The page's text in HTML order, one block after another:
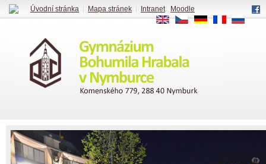
Úvodní stránka Mapa stránek Intranet|
Moodle
EN
CS DE FR RU